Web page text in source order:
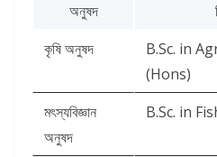
অনুষদ
কৃষি অনুষদ
B.Sc. in
(Hons)
মৎস্যবিজ্ঞান
অনুষদ
B.Sc. in